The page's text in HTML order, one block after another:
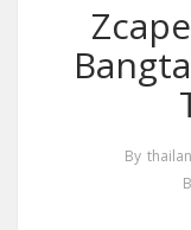
By